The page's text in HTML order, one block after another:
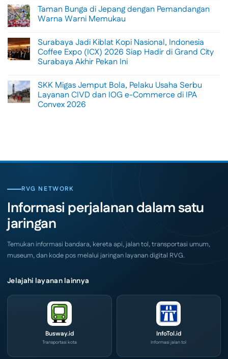
Lewat
Rafting
di
Ubud
on
Furnitur
Kayu
Kenali
Penyebab
dan
Cara
Rayap
Taman Bunga di Jepang dengan Pemandangan
Warna Warni Memukau
on
Taman
Bunga
di
Pemandangan
Warna
Warni
Memukau
Surabaya Jadi Kiblat Kopi Nasional, Indonesia
Coffee Expo (ICX) 2026 Siap Hadir di Grand City
Surabaya Akhir Pekan Ini
on
Surabaya
Jadi
Kiblat
Hadir
City
Surabaya
Pekan
Ini
SKK Migas Jemput Bola, Pelaku Usaha Serbu
Layanan CIVD dan IOG e-Commerce di IPA
Convex 2026
Pelaku
CIVD
e-
Commerce
di
IPA
2026
RVG NETWORK
Informasi perjalanan dalam satu
jaringan
Temukan informasi bandara, kereta api, jalan tol, transportasi umum,
museum, dan kode pos melalui jaringan layanan digital RVG.
Jelajahi layanan lainnya
Busway.id
Transportasi kota
InfoTol.id
Informasi jalan tol